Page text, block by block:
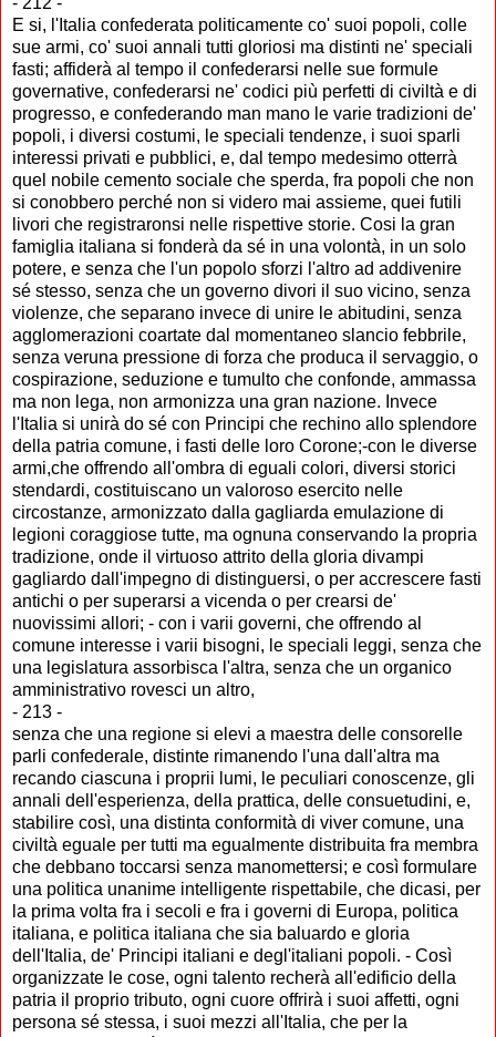
E si, l'Italia confederata politicamente co' suoi popoli, colle
sue armi, co' suoi annali tutti gloriosi ma distinti ne' speciali
fasti; affiderà al tempo il confederarsi nelle sue formule
governative, confederarsi ne' codici più perfetti di civiltà e di
progresso, e confederando man mano le varie tradizioni de'
popoli, i diversi costumi, le speciali tendenze, i suoi sparli
interessi privati e pubblici, e, dal tempo medesimo otterrà
quel nobile cemento sociale che sperda, fra popoli che non
si conobbero perché non si videro mai assieme, quei futili
livori che registraronsi nelle rispettive storie. Cosi la gran
famiglia italiana si fonderà da sé in una volontà, in un solo
potere, e senza che l'un popolo sforzi l'altro ad addivenire
sé stesso, senza che un governo divori il suo vicino, senza
violenze, che separano invece di unire le abitudini, senza
agglomerazioni coartate dal momentaneo slancio febbrile,
senza veruna pressione di forza che produca il servaggio, o
cospirazione, seduzione e tumulto che confonde, ammassa
ma non lega, non armonizza una gran nazione. Invece
l'Italia si unirà do sé con Principi che rechino allo splendore
della patria comune, i fasti delle loro Corone;-con le diverse
armi,che offrendo all'ombra di eguali colori, diversi storici
stendardi, costituiscano un valoroso esercito nelle
circostanze, armonizzato dalla gagliarda emulazione di
legioni coraggiose tutte, ma ognuna conservando la propria
tradizione, onde il virtuoso attrito della gloria divampi
gagliardo dall'impegno di distinguersi, o per accrescere fasti
antichi o per superarsi a vicenda o per crearsi de'
nuovissimi allori; - con i varii governi, che offrendo al
comune interesse i varii bisogni, le speciali leggi, senza che
una legislatura assorbisca l'altra, senza che un organico
amministrativo rovesci un altro,
- 213 -
senza che una regione si elevi a maestra delle consorelle
parli confederale, distinte rimanendo l'una dall'altra ma
recando ciascuna i proprii lumi, le peculiari conoscenze, gli
annali dell'esperienza, della prattica, delle consuetudini, e,
stabilire così, una distinta conformità di viver comune, una
civiltà eguale per tutti ma egualmente distribuita fra membra
che debbano toccarsi senza manomettersi; e così formulare
una politica unanime intelligente rispettabile, che dicasi, per
la prima volta fra i secoli e fra i governi di Europa, politica
italiana, e politica italiana che sia baluardo e gloria
dell'Italia, de' Principi italiani e degl'italiani popoli. - Così
organizzate le cose, ogni talento recherà all'edificio della
patria il proprio tributo, ogni cuore offrirà i suoi affetti, ogni
persona sé stessa, i suoi mezzi all'Italia, che per la